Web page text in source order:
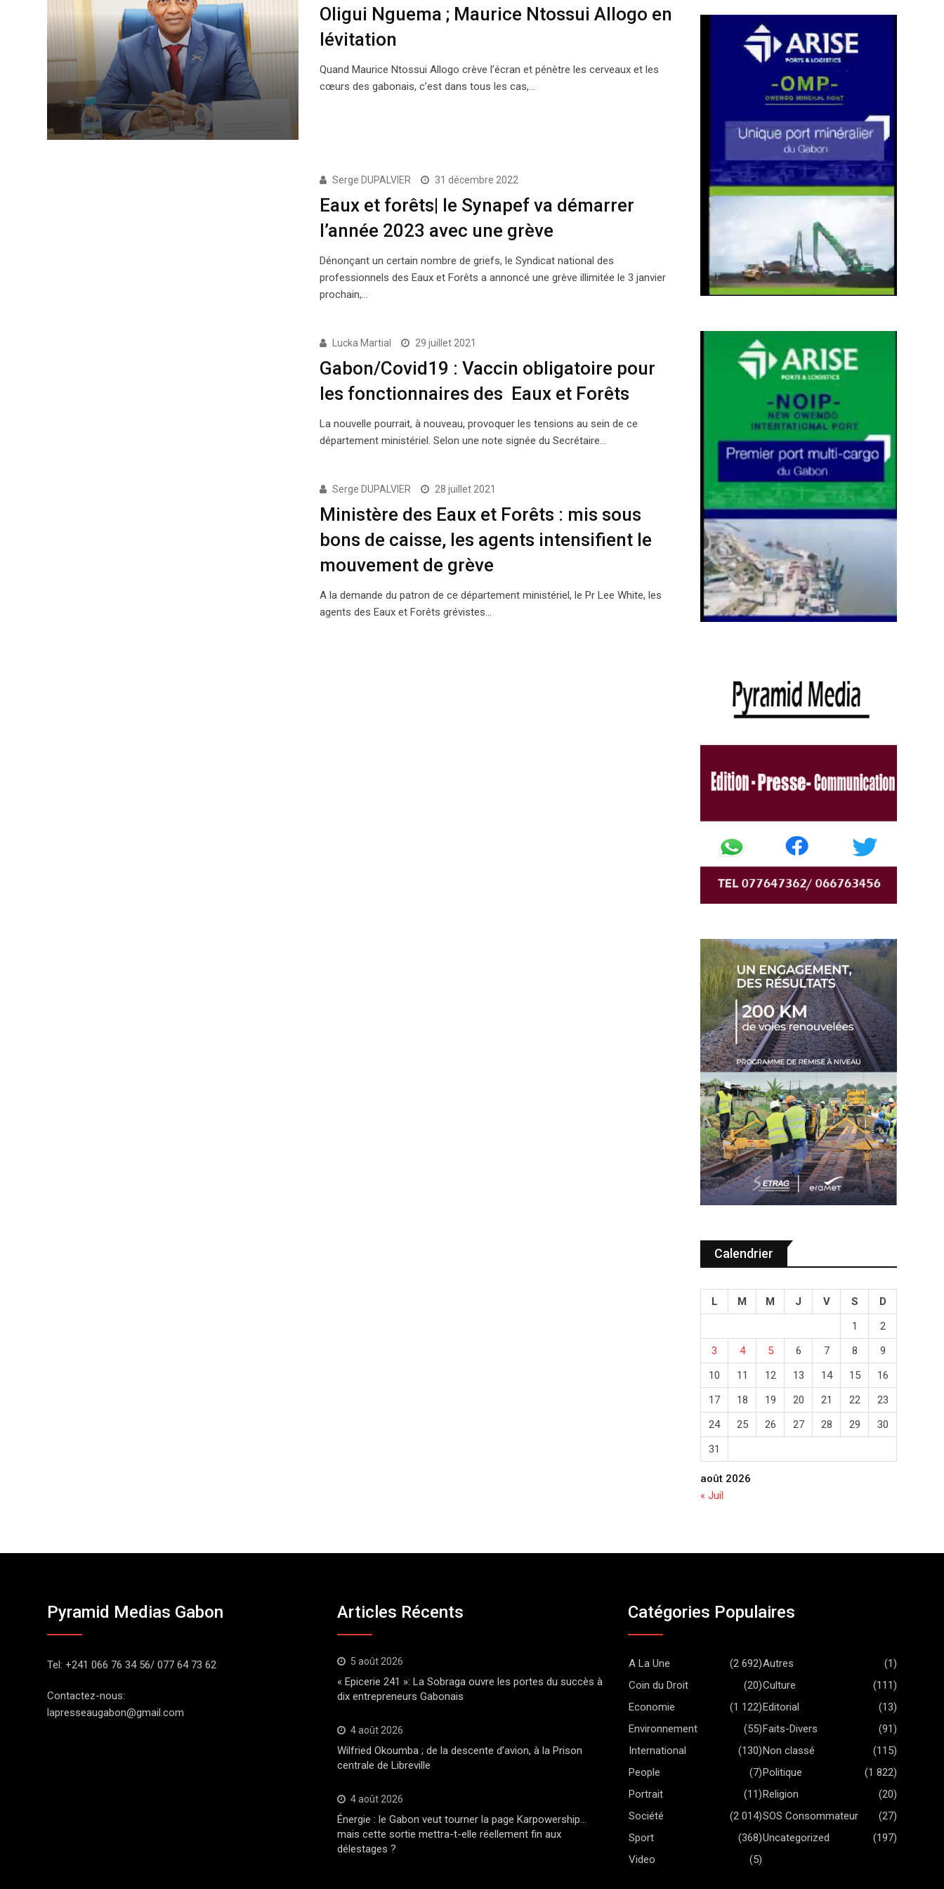
Oligui Nguema ; Maurice Ntossui Allogo en
lévitation
Quand Maurice Ntossui Allogo crève l’écran et pénètre les cerveaux et les
cœurs des gabonais, c’est dans tous les cas,…
Serge DUPALVIER 31 décembre 2022
Eaux et forêts| le Synapef va démarrer
l’année 2023 avec une grève
Dénonçant un certain nombre de griefs, le Syndicat national des
professionnels des Eaux et Forêts a annoncé une grève illimitée le 3 janvier
prochain,…
Lucka Martial 29 juillet 2021
Gabon/Covid19 : Vaccin obligatoire pour
les fonctionnaires des Eaux et Forêts
La nouvelle pourrait, à nouveau, provoquer les tensions au sein de ce
département ministériel. Selon une note signée du Secrétaire…
Serge DUPALVIER 28 juillet 2021
Ministère des Eaux et Forêts : mis sous
bons de caisse, les agents intensifient le
mouvement de grève
A la demande du patron de ce département ministériel, le Pr Lee White, les
agents des Eaux et Forêts grévistes…
Calendrier
août 2026
L M M J V S
D
1
2
3
4 5 6 7 8
9
10
11 12 13 14 15
16
17
18 19 20 21 22
23
24
25 26 27 28 29
30
31
« Juil
Pyramid Medias Gabon
Tel: +241 066 76 34 56/ 077 64 73 62
Contactez-nous:
lapresseaugabon@gmail.com
Articles Récents
5 août 2026
« Epicerie 241 »: La Sobraga ouvre les portes du succès à
dix entrepreneurs Gabonais
4 août 2026
Wilfried Okoumba ; de la descente d’avion, à la Prison
centrale de Libreville
4 août 2026
Énergie : le Gabon veut tourner la page Karpowership…
mais cette sortie mettra-t-elle réellement fin aux
délestages ?
Catégories Populaires
A La Une (2 692)Autres
(1)
Coin du Droit
(20)Culture
(111)
Economie
(1 122) Editorial
(13)
Environnement
(55) Faits-Divers
(91)
International
(130) Non classé
(115)
People
(7) Politique
(1 822)
Portrait
(11) Religion
(20)
Société
(2 014)SOS Consommateur
(27)
Sport
(368)Uncategorized
(197)
Video
(5)